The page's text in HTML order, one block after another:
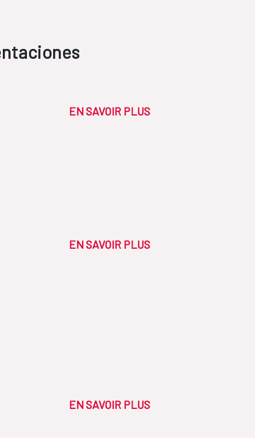
EN SAVOIR PLUS
EN SAVOIR PLUS
EN SAVOIR PLUS